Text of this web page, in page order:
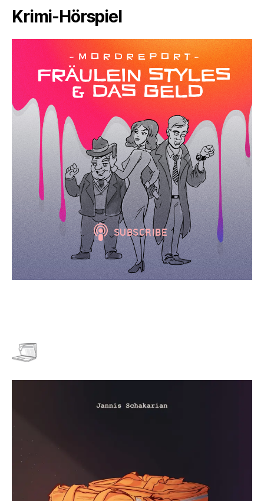
Krimi-Hörspiel